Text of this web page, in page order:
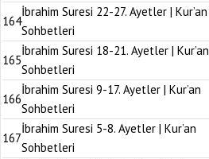
164
İbrahim Suresi 22-27. Ayetler | Kur’an
Sohbetleri
165
İbrahim Suresi 18-21. Ayetler | Kur’an
Sohbetleri
166
İbrahim Suresi 9-17. Ayetler | Kur’an
Sohbetleri
167
İbrahim Suresi 5-8. Ayetler | Kur’an
Sohbetleri